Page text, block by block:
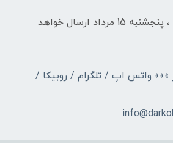
تمامی سفارشات جدید ، پنجشنبه 15 مرداد ارسال خواهد
واتس اپ / تلگرام / روبیکا /